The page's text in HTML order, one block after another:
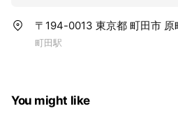
〒194-0013 東京都 町田市
町田駅
You might like